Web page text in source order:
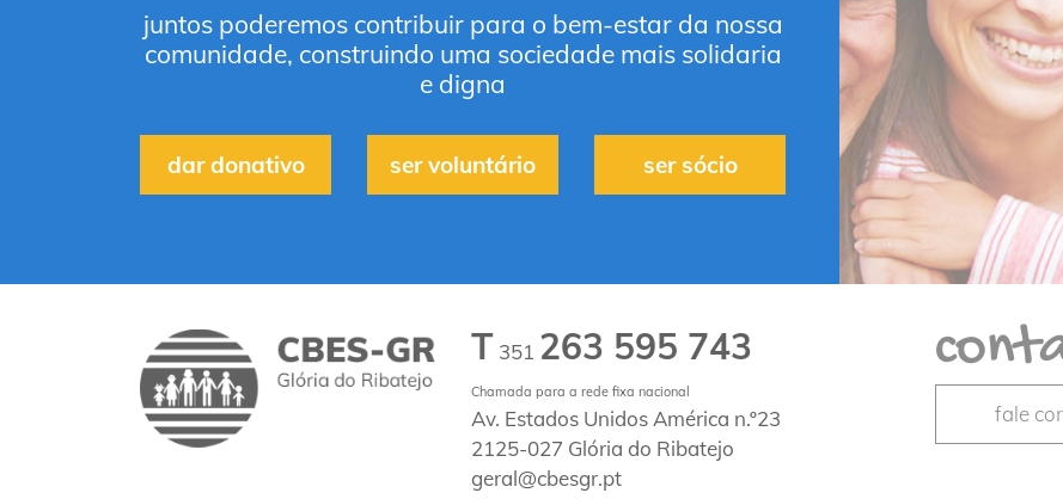
juntos poderemos contribuir para o bem-estar da nossa
comunidade, construindo uma sociedade mais solidaria
e digna
dar donativo ser voluntário ser sócio
T 351 263 595 743
Chamada para a rede fixa nacional
Av. Estados Unidos América n.º23
2125-027 Glória do Ribatejo
geral@cbesgr.pt
fale